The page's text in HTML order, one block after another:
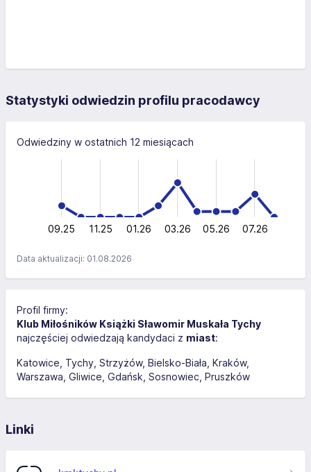
Statystyki odwiedzin profilu pracodawcy
Odwiedziny w ostatnich 12 miesiącach
L
09.25 11.25 01.26 03.26 05.26 07.26
Data aktualizacji: 01.08.2026
Profil firmy:
Klub Miłośników Książki Sławomir Muskała Tychy
najczęściej odwiedzają kandydaci z miast:
Katowice Tychy Strzyżów Bielsko-Biała Kraków
Warszawa Gliwice Gdańsk Sosnowiec Pruszków
Linki